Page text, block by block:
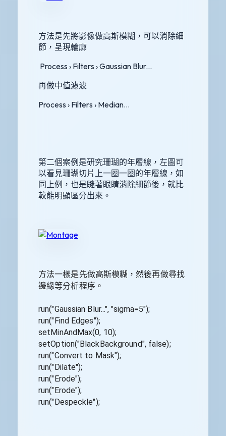
方法是先將影像做高斯模糊，可以消除細
節，呈現輪廓
Process › Filters › Gaussian Blur...
再做中值濾波
Process › Filters › Median...
第二個案例是研究珊瑚的年層線，左圖可
以看見珊瑚切片上一圈一圈的年層線，如
同上例，也是瞇著眼睛消除細節後，就比
較能明顯區分出來。
方法一樣是先做高斯模糊，然後再做尋找
邊緣等分析程序。
run("Gaussian Blur...", "sigma=5");
run("Find Edges");
setMinAndMax(0, 10);
setOption("BlackBackground", false);
run("Convert to Mask");
run("Dilate");
run("Erode");
run("Erode");
run("Despeckle");